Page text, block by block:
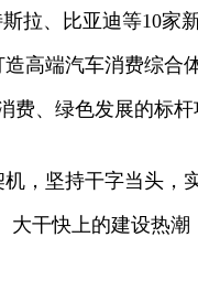
拉、比亚迪等10家
高端汽车消费综合
费、绿色发展的标杆
，坚持干字当头，
大干快上的建设热